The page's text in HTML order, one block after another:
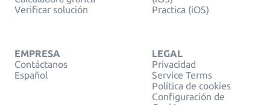
Verificar solución
Practica (iOS)
EMPRESA
Contáctanos
Español
LEGAL
Privacidad
Service Terms
Política de cookies
Configuración de